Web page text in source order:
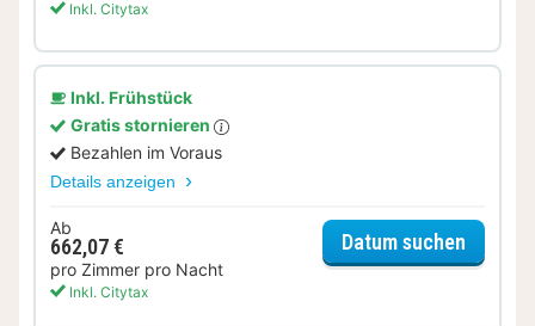
Inkl. Citytax
Inkl. Frühstück
Gratis stornieren
Bezahlen im Voraus
Details anzeigen
Ab
662,07 €
pro Zimmer pro Nacht
Inkl. Citytax
Datum suchen